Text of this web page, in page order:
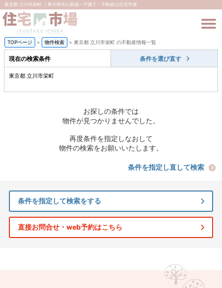
東京都 立川市栄町 ｜東大和市の新築一戸建て・不動産は住宅市場
TOPページ > 物件検索 > 東京都 立川市栄町 の不動産情報一覧
現在の検索条件 条件を選び直す
東京都 立川市栄町
お探しの条件では
物件が見つかりませんでした。
再度条件を指定しなおして
物件の検索をお願いいたします。
条件を指定し直して検索
条件を指定して検索をする
直接お問合せ・web予約はこちら